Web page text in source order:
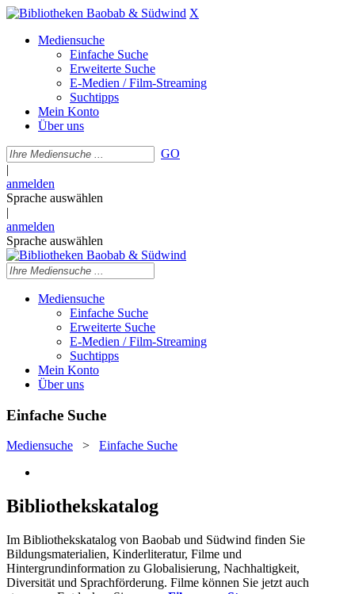
X
Mediensuche
Einfache Suche
Erweiterte Suche
E-Medien / Film-Streaming
Suchtipps
Mein Konto
Über uns
GO
|
anmelden
Sprache auswählen
|
anmelden
Sprache auswählen
Mediensuche
Einfache Suche
Erweiterte Suche
E-Medien / Film-Streaming
Suchtipps
Mein Konto
Über uns
Einfache Suche
Mediensuche > Einfache Suche
Bibliothekskatalog
Im Bibliothekskatalog von Baobab und Südwind finden Sie
Bildungsmaterialien, Kinderliteratur, Filme und
Hintergrundinformation zu Globalisierung, Nachhaltigkeit,
Diversität und Sprachförderung. Filme können Sie jetzt auch